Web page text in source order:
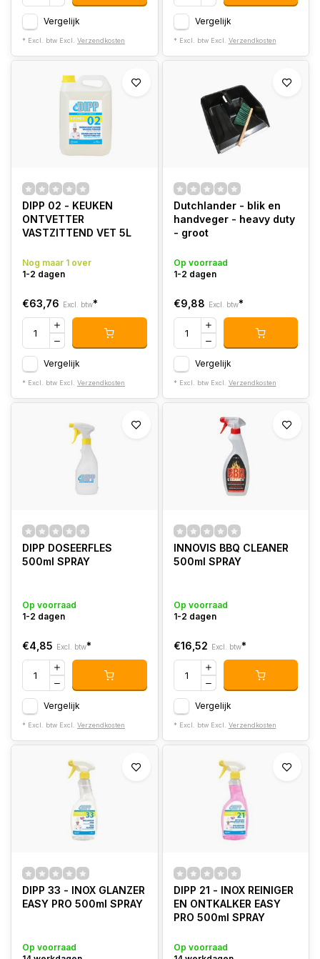
Vergelijk
* Excl. btw Excl. Verzendkosten
Vergelijk
* Excl. btw Excl. Verzendkosten
DIPP 02 - KEUKEN
ONTVETTER
VASTZITTEND VET 5L
Nog maar 1 over
1-2 dagen
€63,76 Excl. btw*
Vergelijk
* Excl. btw Excl. Verzendkosten
Dutchlander - blik en
handveger - heavy duty
- groot
Op voorraad
1-2 dagen
€9,88 Excl. btw*
Vergelijk
* Excl. btw Excl. Verzendkosten
DIPP DOSEERFLES
500ml SPRAY
Op voorraad
1-2 dagen
€4,85 Excl. btw*
Vergelijk
* Excl. btw Excl. Verzendkosten
INNOVIS BBQ CLEANER
500ml SPRAY
Op voorraad
1-2 dagen
€16,52 Excl. btw*
Vergelijk
* Excl. btw Excl. Verzendkosten
DIPP 33 - INOX GLANZER
EASY PRO 500ml SPRAY
Op voorraad
DIPP 21 - INOX REINIGER
EN ONTKALKER EASY
PRO 500ml SPRAY
Op voorraad